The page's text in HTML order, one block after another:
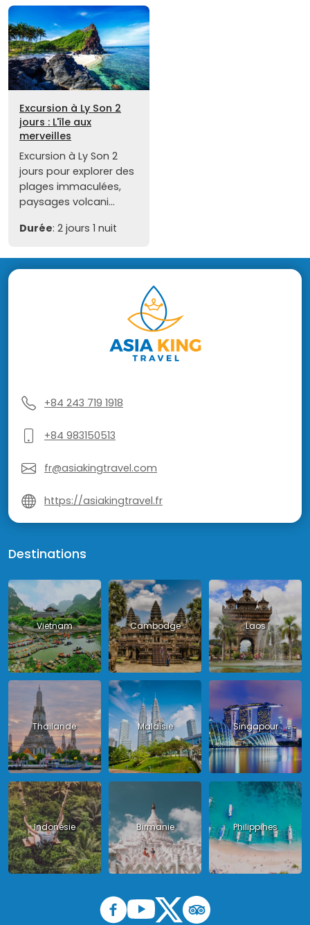
Excursion à Ly Son 2
jours : L'île aux
merveilles
Excursion à Ly Son 2
jours pour explorer des
plages immaculées,
paysages volcani...
Durée: 2 jours 1 nuit
+84 243 719 1918
+84 983150513
fr@asiakingtravel.com
https://asiakingtravel.fr
Destinations
Vietnam Cambodge Laos
Thailande Malaisie Singapour
Indonésie Birmanie Philippines